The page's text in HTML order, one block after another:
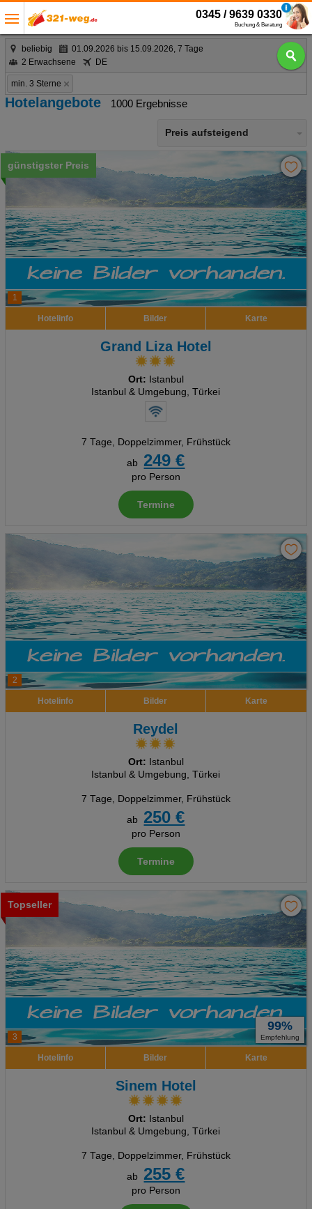
0345 / 9639 0330
Buchung & Beratung
beliebig
01.09.2026 bis 15.09.2026, 7 Tage
2 Erwachsene
DE
min. 3 Sterne
Hotelangebote 1000 Ergebnisse
Preis aufsteigend
1
günstigster Preis
Hotelinfo Bilder Karte
Grand Liza Hotel
Ort: Istanbul
Istanbul & Umgebung, Türkei
7 Tage, Doppelzimmer, Frühstück
ab
249 €
pro Person
Termine
2
Hotelinfo Bilder Karte
Reydel
Ort: Istanbul
Istanbul & Umgebung, Türkei
7 Tage, Doppelzimmer, Frühstück
ab
250 €
pro Person
Termine
3
Topseller
99%
Empfehlung
Hotelinfo Bilder Karte
Sinem Hotel
Ort: Istanbul
Istanbul & Umgebung, Türkei
7 Tage, Doppelzimmer, Frühstück
ab
255 €
pro Person